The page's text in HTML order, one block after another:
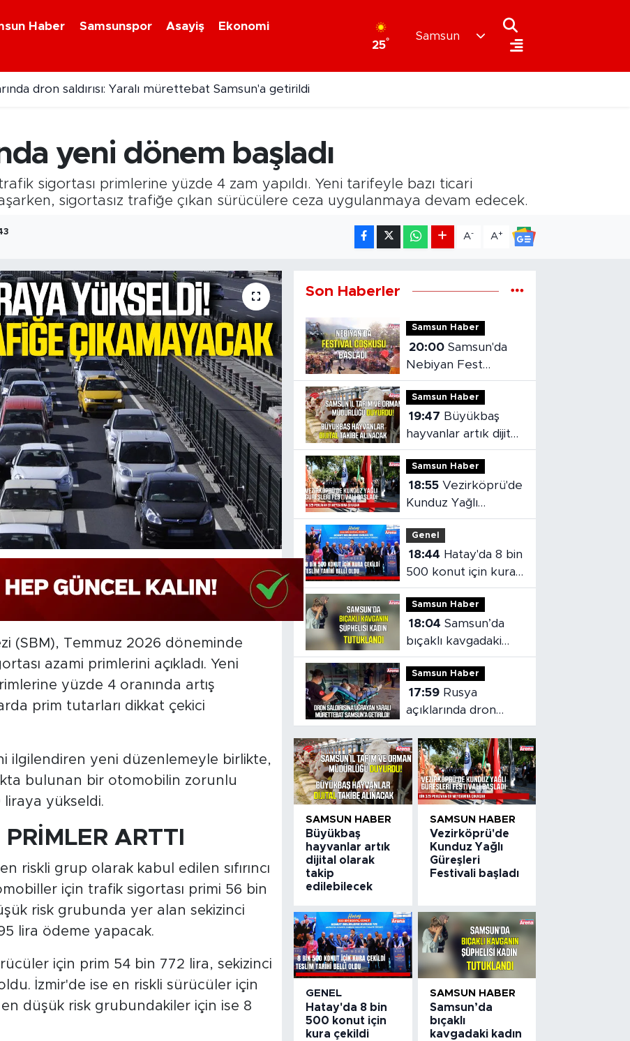
Haber Samsunspor Asayiş
Ekonomi
25°
Samsun
dron saldırısı: Yaralı mürettebat Samsun'a getirildi
yeni dönem başladı
sigortası primlerine yüzde 4 zam yapıldı. Yeni tarifeyle bazı ticari
sigortasız trafiğe çıkan sürücülere ceza uygulanmaya devam edecek.
A- A+
(SBM), Temmuz 2026 döneminde
azami primlerini açıkladı. Yeni
yüzde 4 oranında artış
prim tutarları dikkat çekici
ilgilendiren yeni düzenlemeyle birlikte,
bulunan bir otomobilin zorunlu
liraya yükseldi.
ARTTI
riskli grup olarak kabul edilen sıfırıncı
için trafik sigortası primi 56 bin
risk grubunda yer alan sekizinci
lira ödeme yapacak.
için prim 54 bin 772 lira, sekizinci
İzmir'de ise en riskli sürücüler için
düşük risk grubundakiler için ise 8
Son Haberler
Samsun Haber
20:00 Samsun'da
Nebiyan Fest
Başladı
Samsun Haber
19:47
hayvanlar artık dijital
olarak takip
edilebilecek
Samsun Haber
18:55
Kunduz Yağlı
Güreşleri Festivali
başladı
Genel
18:44
500 konut için kura
çekildi
Samsun Haber
18:04 Samsun’da
bıçaklı kavgadaki
kadın şüpheli
tutuklandı
Samsun Haber
17:59
açıklarında dron
saldırısı: Yaralı
mürettebat
Samsun'a getirildi
SAMSUN HABER
Büyükbaş
hayvanlar artık
dijital olarak
takip
edilebilecek
SAMSUN HABER
Vezirköprü'de
Kunduz Yağlı
Güreşleri
Festivali başladı
GENEL
Hatay'da 8 bin
500 konut için
kura çekildi
SAMSUN HABER
Samsun’da
bıçaklı
kavgadaki kadın